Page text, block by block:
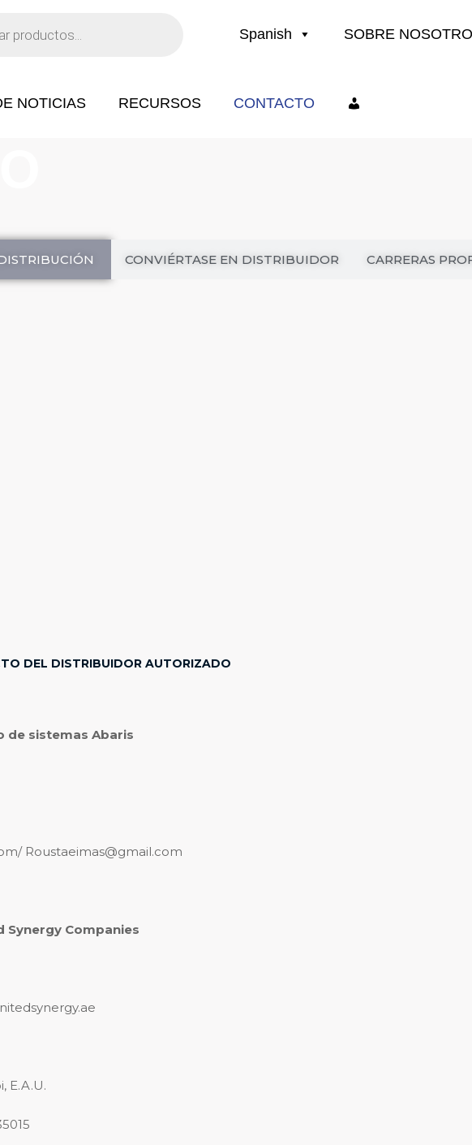
Spanish SOBRE
NOTICIAS RECURSOS CONTACTO
CONVIÉRTASE EN DISTRIBUIDOR CARRERAS
DEL DISTRIBUIDOR AUTORIZADO
de sistemas Abaris
Roustaeimas@gmail.com
Synergy Companies
E.A.U.